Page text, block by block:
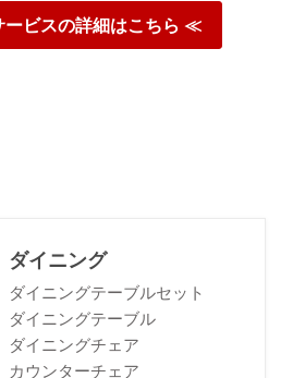
ビスの詳細はこちら ≪
ダイニング
ダイニングテーブルセット
ダイニングテーブル
ダイニングチェア
カウンターチェア